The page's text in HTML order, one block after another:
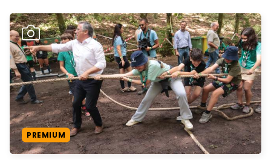
PREMIUM